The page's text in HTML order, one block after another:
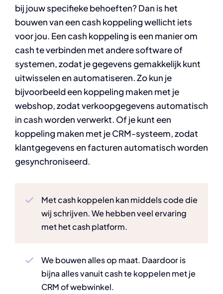
bij jouw specifieke behoeften? Dan is het
bouwen van een cash koppeling wellicht iets
voor jou. Een cash koppeling is een manier om
cash te verbinden met andere software of
systemen, zodat je gegevens gemakkelijk kunt
uitwisselen en automatiseren. Zo kun je
bijvoorbeeld een koppeling maken met je
webshop, zodat verkoopgegevens automatisch
in cash worden verwerkt. Of je kunt een
koppeling maken met je CRM-systeem, zodat
klantgegevens en facturen automatisch worden
gesynchroniseerd.
Met cash koppelen kan middels code die
wij schrijven. We hebben veel ervaring
met het cash platform.
We bouwen alles op maat. Daardoor is
bijna alles vanuit cash te koppelen met je
CRM of webwinkel.